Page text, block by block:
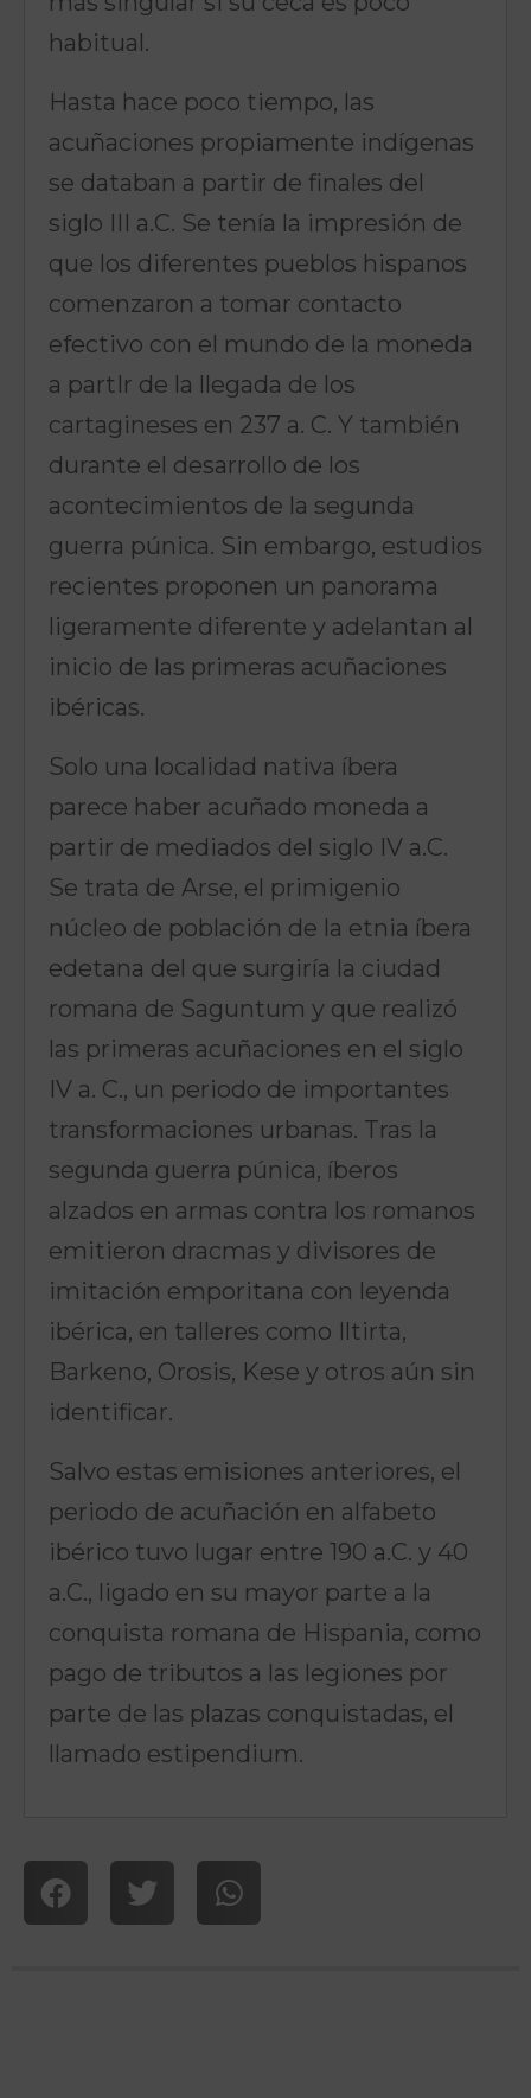
habitual.
Hasta hace poco tiempo, las
acuñaciones propiamente indígenas
se databan a partir de finales del
siglo III a.C. Se tenía la impresión de
que los diferentes pueblos hispanos
comenzaron a tomar contacto
efectivo con el mundo de la moneda
a partIr de la llegada de los
cartagineses en 237 a. C. Y también
durante el desarrollo de los
acontecimientos de la segunda
guerra púnica. Sin embargo, estudios
recientes proponen un panorama
ligeramente diferente y adelantan al
inicio de las primeras acuñaciones
ibéricas.
Solo una localidad nativa íbera
parece haber acuñado moneda a
partir de mediados del siglo IV a.C.
Se trata de Arse, el primigenio
núcleo de población de la etnia íbera
edetana del que surgiría la ciudad
romana de Saguntum y que realizó
las primeras acuñaciones en el siglo
IV a. C., un periodo de importantes
transformaciones urbanas. Tras la
segunda guerra púnica, íberos
alzados en armas contra los romanos
emitieron dracmas y divisores de
imitación emporitana con leyenda
ibérica, en talleres como Iltirta,
Barkeno, Orosis, Kese y otros aún sin
identificar.
Salvo estas emisiones anteriores, el
periodo de acuñación en alfabeto
ibérico tuvo lugar entre 190 a.C. y 40
a.C., ligado en su mayor parte a la
conquista romana de Hispania, como
pago de tributos a las legiones por
parte de las plazas conquistadas, el
llamado estipendium.